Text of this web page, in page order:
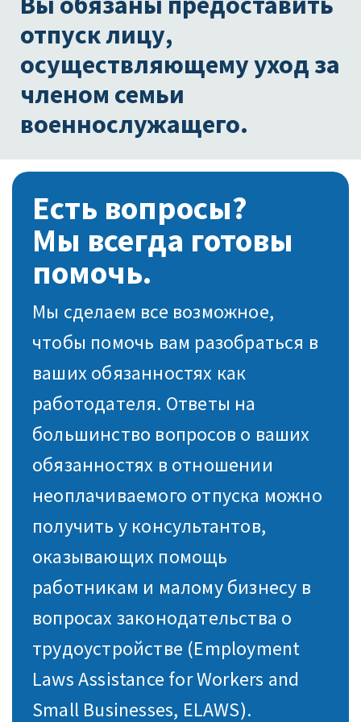
отпуск лицу,
осуществляющему уход за
членом семьи
военнослужащего.
Есть вопросы?
Мы всегда готовы
помочь.
Мы сделаем все возможное,
чтобы помочь вам разобраться в
ваших обязанностях как
работодателя. Ответы на
большинство вопросов о ваших
обязанностях в отношении
неоплачиваемого отпуска можно
получить у консультантов,
оказывающих помощь
работникам и малому бизнесу в
вопросах законодательства о
трудоустройстве (Employment
Laws Assistance for Workers and
Small Businesses, ELAWS).